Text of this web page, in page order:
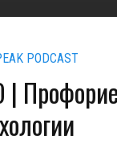
PODCAST
|